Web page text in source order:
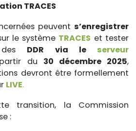
TRACES
peuvent s’enregistrer
le système TRACES et tester
DDR via le
serveur
du 30 décembre 2025,
devront être formellement
LIVE.
transition, la Commission
: